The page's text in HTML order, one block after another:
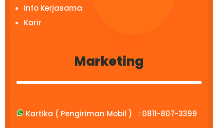
Info Kerjasama
Karir
Marketing
Kartika ( Pengiriman Mobil ) : 0811-807-3399